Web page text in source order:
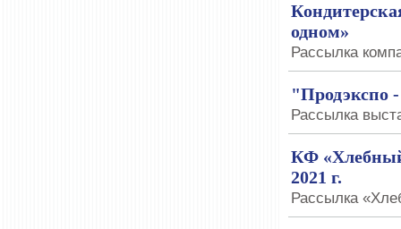
одном»
Рассылка
"Продэкспо
Рассылка
КФ «Хлебный
2021 г.
Рассылка